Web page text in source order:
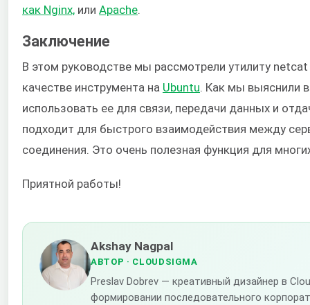
как Nginx, или Apache
Заключение
В этом руководстве мы рассмотрели утилиту netcat
качестве инструмента на Ubuntu. Как мы выяснили
использовать ее для связи, передачи данных и
подходит для быстрого взаимодействия между
соединения. Это очень полезная функция для
Приятной работы!
Akshay Nagpal
АВТОР · CLOUDSIGMA
Preslav Dobrev — креативный дизайнер в
формировании последовательного